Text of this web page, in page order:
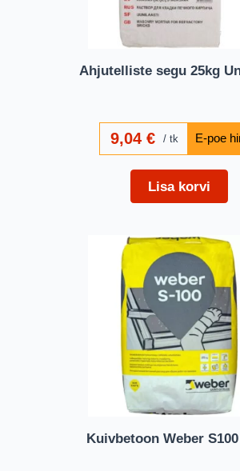
Ahjutelliste segu 25kg
9,04€ tk
Lisa korvi
Kuivbetoon Weber